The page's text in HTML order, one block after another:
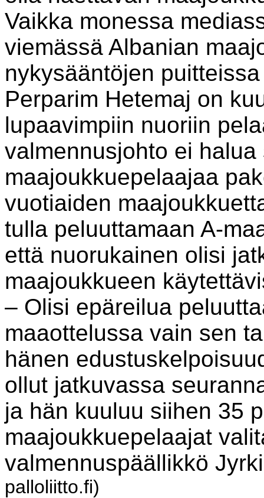
Vaikka monessa
viemässä Albanian
nykysääntöjen
Perparim Hetemaj on
lupaavimpiin nuoriin
valmennusjohto ei
maajoukkuepelaajaa
vuotiaiden
tulla peluuttamaan A-
että nuorukainen olisi
maajoukkueen
– Olisi epäreilua
maaottelussa vain sen
hänen
ollut jatkuvassa
ja hän kuuluu siihen 35
maajoukkuepelaajat
valmennuspäällikkö
palloliitto.fi)